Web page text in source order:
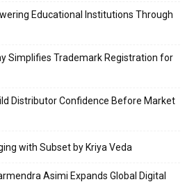
Educational Institutions Through
Simplifies Trademark Registration for
Distributor Confidence Before Market
with Subset by Kriya Veda
Asimi Expands Global Digital